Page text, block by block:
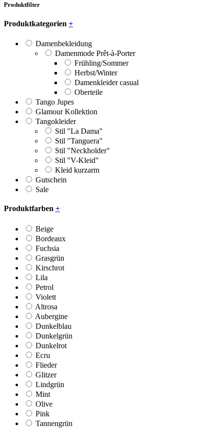
Produktfilter
Produktkategorien +
Damenbekleidung
Damenmode Prêt-à-Porter
Frühling/Sommer
Herbst/Winter
Damenkleider casual
Oberteile
Tango Jupes
Glamour Kollektion
Tangokleider
Stil "La Dama"
Stil "Tanguera"
Stil "Neckholder"
Stil "V-Kleid"
Kleid kurzarm
Gutschein
Sale
Produktfarben +
Beige
Bordeaux
Fuchsia
Grasgrün
Kirschrot
Lila
Petrol
Violett
Altrosa
Aubergine
Dunkelblau
Dunkelgrün
Dunkelrot
Ecru
Flieder
Glitzer
Lindgrün
Mint
Olive
Pink
Tannengrün